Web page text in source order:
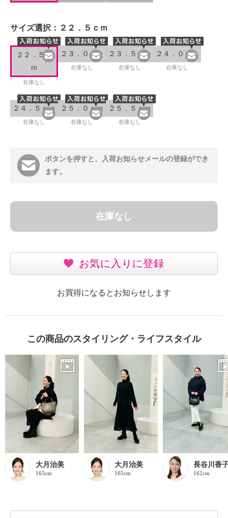
サイズ選択： ２２．５ｃｍ
２２．５ｃ
ｍ
在庫なし
２３．０ｃｍ
在庫なし
２３．５ｃｍ
在庫なし
２４．０ｃｍ
在庫なし
２４．５ｃｍ
在庫なし
２５．０ｃｍ
在庫なし
２５．５ｃｍ
在庫なし
ボタンを押すと、入荷お知らせメールの登録ができ
ます。
在庫なし
お気に入りに登録
お買得になるとお知らせします
この商品のスタイリング・ライフスタイル
大月治美
165cm
大月治美
165cm
長谷川香
162cm